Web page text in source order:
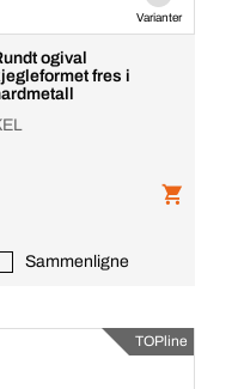
Varianter
ogival
fres i
Sammenligne
TOPline